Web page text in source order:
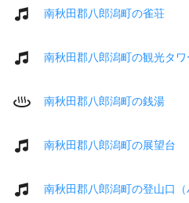
南秋田郡八郎潟町の雀荘
南秋田郡八郎潟町の観光タワ
南秋田郡八郎潟町の銭湯
南秋田郡八郎潟町の展望台
南秋田郡八郎潟町の登山口（